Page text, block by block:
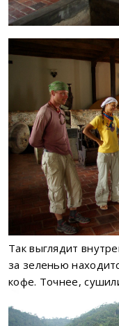
Так выглядит
за зеленью
кофе. Точнее,